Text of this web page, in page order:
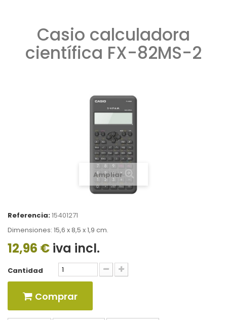
Casio calculadora
científica FX-82MS-2
Ampliar
Referencia:15401271
Dimensiones: 15,6 x 8,5 x 1,9 cm.
12,96 € iva incl.
Cantidad
Comprar